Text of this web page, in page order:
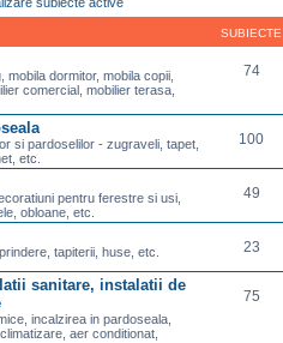
SUBIECTE
mobila dormitor, mobila copii,
comercial, mobilier terasa,
74
si pardoselilor - zugraveli, tapet,
etc.
100
pentru ferestre si usi,
obloane, etc.
49
tapiterii, huse, etc. 23
sanitare, instalatii de
incalzirea in pardoseala,
aer conditionat,
75